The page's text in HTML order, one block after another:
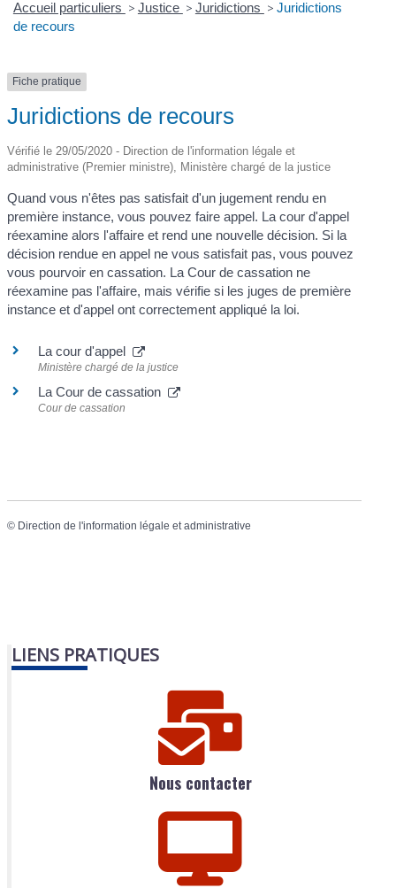
Accueil particuliers > Justice > Juridictions > Juridictions
de recours
Fiche pratique
Juridictions de recours
Vérifié le 29/05/2020 - Direction de l'information légale et
administrative (Premier ministre), Ministère chargé de la justice
Quand vous n'êtes pas satisfait d'un jugement rendu en
première instance, vous pouvez faire appel. La cour d'appel
réexamine alors l'affaire et rend une nouvelle décision. Si la
décision rendue en appel ne vous satisfait pas, vous pouvez
vous pourvoir en cassation. La Cour de cassation ne
réexamine pas l'affaire, mais vérifie si les juges de première
instance et d'appel ont correctement appliqué la loi.
La cour d'appel
Ministère chargé de la justice
La Cour de cassation
Cour de cassation
© Direction de l'information légale et administrative
LIENS PRATIQUES
Nous contacter